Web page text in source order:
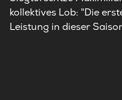
kollektives Lob: "Die
Leistung in dieser